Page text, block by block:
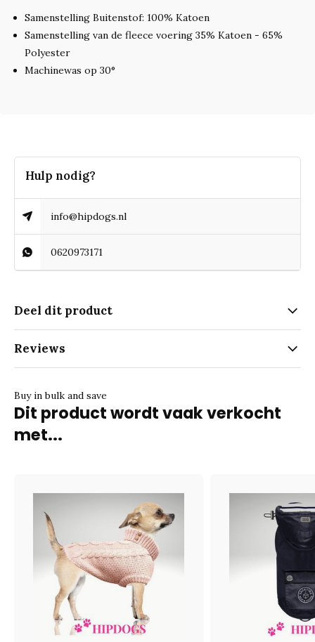
Samenstelling Buitenstof: 100% Katoen
Samenstelling van de fleece voering 35% Katoen - 65%
Polyester
Machinewas op 30°
Hulp nodig?
info@hipdogs.nl
0620973171
Deel dit product
Reviews
Buy in bulk and save
Dit product wordt vaak verkocht
met...